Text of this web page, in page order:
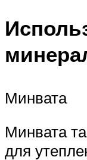
Минвата
Минвата
для